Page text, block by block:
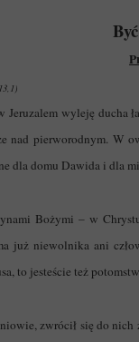
wyleję ducha
nad pierworodnym.
dla domu Dawida i dla
Bożymi – w
już niewolnika ani
to jesteście też
zwrócił się do